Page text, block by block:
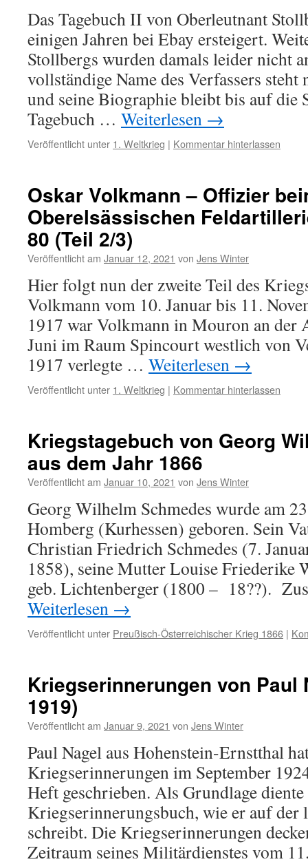
Das Tagebuch II von Oberleutnant
einigen Jahren bei Ebay ersteigert.
Stollbergs wurden damals leider nicht
vollständige Name des Verfassers steht
und seine Biographie bleibt bis auf die
Tagebuch … Weiterlesen →
Veröffentlicht unter 1. Weltkrieg | Kommentar hinterlassen
Oskar Volkmann – Offizier
Oberelsässischen
80 (Teil 2/3)
Veröffentlicht am Januar 12, 2021 von Jens Winter
Hier folgt nun der zweite Teil des
Volkmann vom 10. Januar bis 11.
1917 war Volkmann in Mouron an der
Juni im Raum Spincourt westlich von
1917 verlegte … Weiterlesen →
Veröffentlicht unter 1. Weltkrieg | Kommentar hinterlassen
Kriegstagebuch von Georg
aus dem Jahr 1866
Veröffentlicht am Januar 10, 2021 von Jens Winter
Georg Wilhelm Schmedes wurde am
Homberg (Kurhessen) geboren. Sein
Christian Friedrich Schmedes (7.
1858), seine Mutter Louise Friederike
geb. Lichtenberger (1800 – 18??).
Weiterlesen →
Veröffentlicht unter Preußisch-Österreichischer Krieg 1866 |
Kriegserinnerungen von Paul
1919)
Veröffentlicht am Januar 9, 2021 von Jens Winter
Paul Nagel aus Hohenstein-Ernstthal
Kriegserinnerungen im September
Heft geschrieben. Als Grundlage
Kriegserinnerungsbuch, wie er auf der
schreibt. Die Kriegserinnerungen
Zeitraum seines Militärdienstes vom